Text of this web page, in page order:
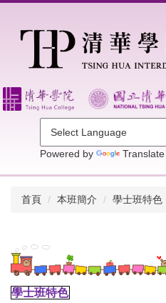
容
區
Powered by Translate
首頁 本班簡介 學士班特色
學士班特色